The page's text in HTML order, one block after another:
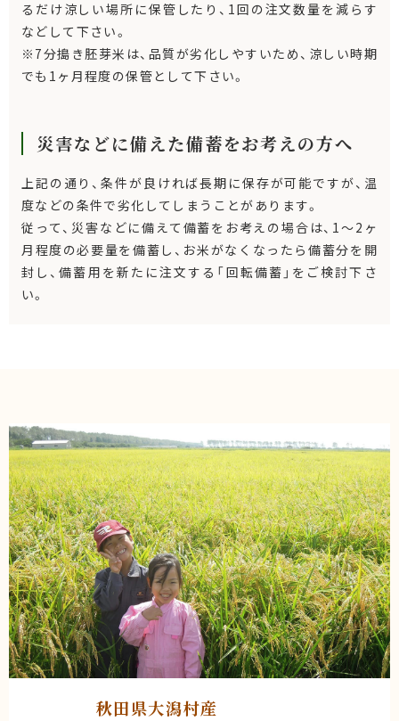
るだけ涼しい場所に保管したり、1回の注文数量を減らす
などして下さい。
※7分搗き胚芽米は、品質が劣化しやすいため、涼しい時期
でも1ヶ月程度の保管として下さい。
災害などに備えた備蓄をお考えの方へ
上記の通り、条件が良ければ長期に保存が可能ですが、温
度などの条件で劣化してしまうことがあります。
従って、災害などに備えて備蓄をお考えの場合は、1～2ヶ
月程度の必要量を備蓄し、お米がなくなったら備蓄分を開
封し、備蓄用を新たに注文する「回転備蓄」をご検討下さ
い。
秋田県大潟村産